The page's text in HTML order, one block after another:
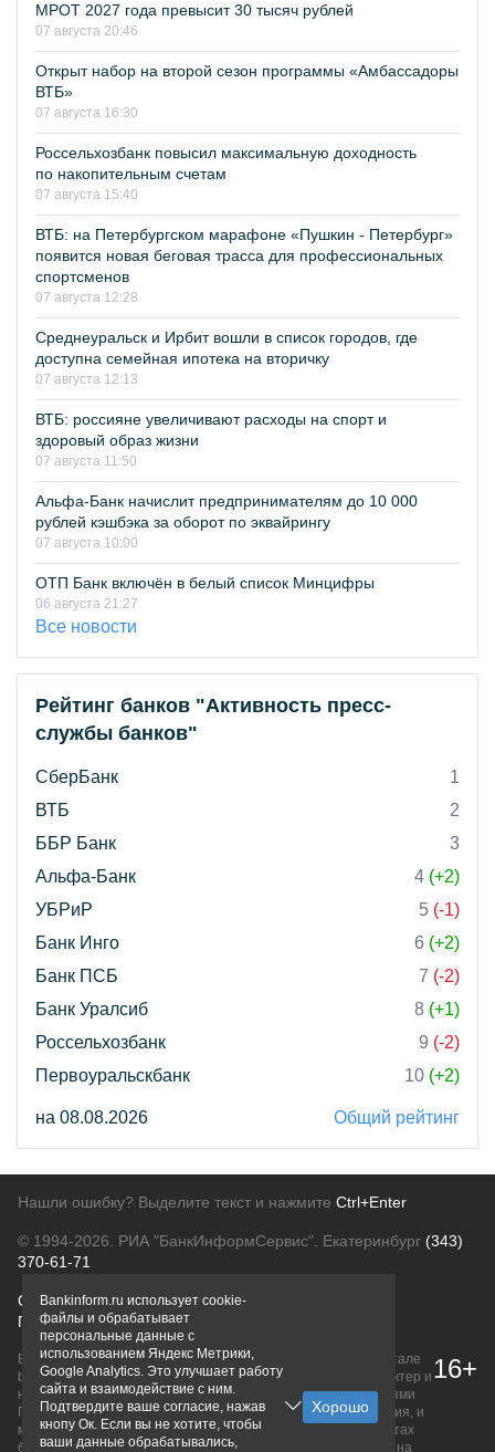
МРОТ 2027 года превысит 30 тысяч рублей
07 августа 20:46
Открыт набор на второй сезон программы «Амбассадоры
ВТБ»
07 августа 16:30
Россельхозбанк повысил максимальную доходность
по накопительным счетам
07 августа 15:40
ВТБ: на Петербургском марафоне «Пушкин - Петербург»
появится новая беговая трасса для профессиональных
спортсменов
07 августа 12:28
Среднеуральск и Ирбит вошли в список городов, где
доступна семейная ипотека на вторичку
07 августа 12:13
ВТБ: россияне увеличивают расходы на спорт и
здоровый образ жизни
07 августа 11:50
Альфа-Банк начислит предпринимателям до 10 000
рублей кэшбэка за оборот по эквайрингу
07 августа 10:00
ОТП Банк включён в белый список Минцифры
06 августа 21:27
Все новости
Рейтинг банков "Активность пресс-
службы банков"
СберБанк
1
ВТБ
2
ББР Банк
3
Альфа-Банк
4 (+2)
УБРиР
5 (-1)
Банк Инго
6 (+2)
Банк ПСБ
7 (-2)
Банк Уралсиб
8 (+1)
Россельхозбанк
9 (-2)
Первоуральскбанк
10 (+2)
на 08.08.2026 Общий рейтинг
Нашли ошибку? Выделите текст и нажмите Ctrl+Enter
© 1994-2026. РИА "БанкИнформСервис". Екатеринбург (343)
370-61-71
О проектеПолитика конфиденциальности
Правовая информацияДля рекламодателей
Вся информация о продуктах банков, размещенная на портале
bankinform.ru, носит исключительно ознакомительный характер и
не является публичной офертой, определяемой положениями
ГК РФ. Информация не содержит точного и полного описания, и
может быть изменена. Конечные условия уточняйте на сайтах
банков или при личном обращении. Исключительное право на
16+
Bankinform.ru использует cookie-
файлы и обрабатывает
персональные данные с
использованием Яндекс Метрики,
Google Analytics. Это улучшает работу
сайта и взаимодействие с ним.
Подтвердите ваше согласие, нажав
кнопу Ок. Если вы не хотите, чтобы
ваши данные обрабатывались,